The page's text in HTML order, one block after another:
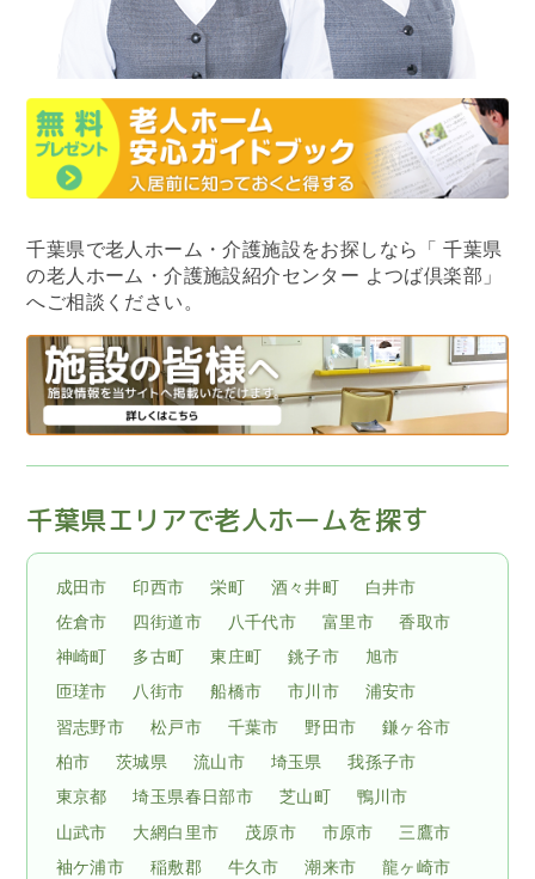
千葉県で老人ホーム・介護施設をお探しなら
「 千葉県
の老人ホーム・介護施設紹介センター よつば倶楽部」
へご相談ください。
千葉県エリアで老人ホームを探す
成田市 印西市 栄町 酒々井町
白井市
佐倉市
四街道市 八千代市 富里市
香取市
神崎町
多古町 東庄町 銚子市
旭市
匝瑳市
八街市 船橋市 市川市
浦安市
習志野市
松戸市 千葉市 野田市
鎌ヶ谷市
柏市
茨城県 流山市 埼玉県
我孫子市
東京都
埼玉県春日部市 芝山町
鴨川市
山武市
大網白里市 茂原市 市原市
三鷹市
袖ケ浦市
稲敷郡 牛久市 潮来市
龍ヶ崎市